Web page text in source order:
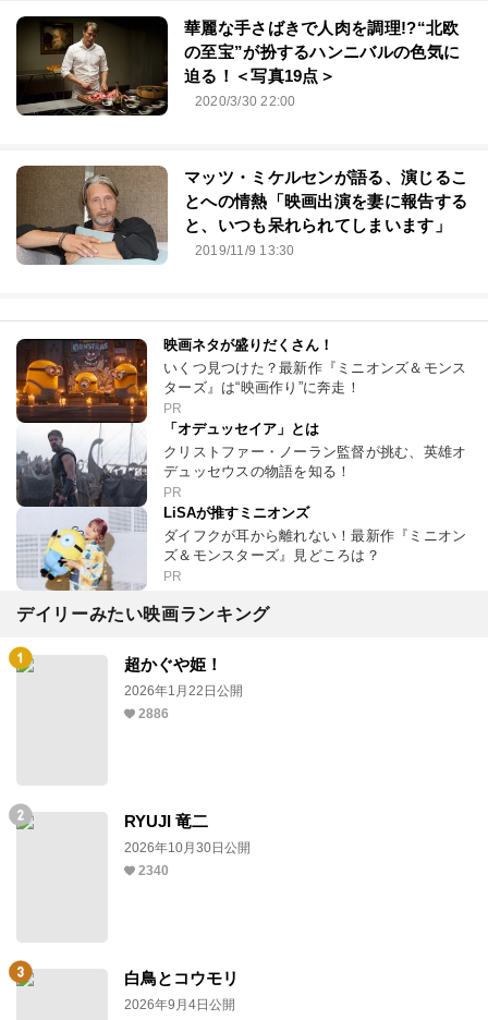
華麗な手さばきで人肉を調理!?“北欧
の至宝”が扮するハンニバルの色気に
迫る！＜写真19点＞
2020/3/30 22:00
マッツ・ミケルセンが語る、演じるこ
とへの情熱「映画出演を妻に報告する
と、いつも呆れられてしまいます」
2019/11/9 13:30
映画ネタが盛りだくさん！
いくつ見つけた？最新作『ミニオンズ＆モンス
ターズ』は“映画作り”に奔走！
PR
「オデュッセイア」とは
クリストファー・ノーラン監督が挑む、英雄オ
デュッセウスの物語を知る！
PR
LiSAが推すミニオンズ
ダイフクが耳から離れない！最新作『ミニオン
ズ＆モンスターズ』見どころは？
PR
デイリーみたい映画ランキング
超かぐや姫！
2026年1月22日公開
2886
RYUJI 竜二
2026年10月30日公開
2340
白鳥とコウモリ
2026年9月4日公開